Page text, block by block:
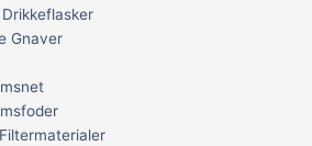
Drikkeflasker
Gnaver